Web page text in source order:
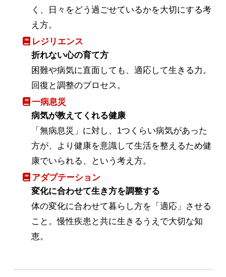
く、日々をどう過ごせているかを大切にする考
え方。
レジリエンス
折れない心の育て方
困難や病気に直面しても、適応して生きる力。
回復と調整のプロセス。
一病息災
病気が教えてくれる健康
「無病息災」に対し、1つくらい病気があった
方が、より健康を意識して生活を整えるため健
康でいられる、という考え方。
アダプテーション
変化に合わせて生き方を調整する
体の変化に合わせて暮らし方を「適応」させる
こと。慢性疾患と共に生きるうえで大切な知
恵。